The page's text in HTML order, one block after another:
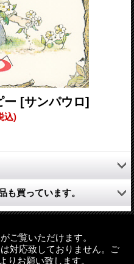
ー [サンパウロ]
込)
や自転車の乗り方を習いまし
ことや悲しみ──を制御する複
は，自分の心と魂を注視する
があります……希望は多くの
がら本書もその一つです。
も買っています。
ご覧いただけます。
対応致しておりません。ご
りお願い致します。